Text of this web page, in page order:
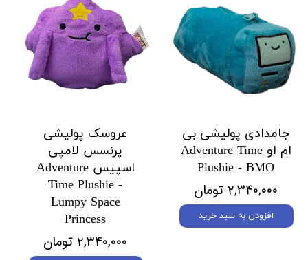
جامدادی پولیشی بی
ام او Adventure Time
Plushie - BMO
۲,۳۴۰,۰۰۰ تومان
افزودن به سبد خرید
عروسک پولیشی
پرنسس لامپی
اسپیس Adventure
Time Plushie -
Lumpy Space
Princess
۲,۳۴۰,۰۰۰ تومان